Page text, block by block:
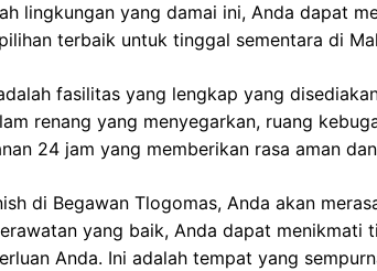
lingkungan yang damai ini, Anda dapat
terbaik untuk tinggal sementara di
fasilitas yang lengkap yang
renang yang menyegarkan, ruang
24 jam yang memberikan rasa aman
di Begawan Tlogomas, Anda akan
yang baik, Anda dapat menikmati
Anda. Ini adalah tempat yang